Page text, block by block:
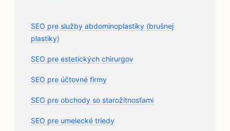
SEO pre služby abdominoplastiky (brušnej
plastiky)
SEO pre estetických chirurgov
SEO pre účtovné firmy
SEO pre obchody so starožitnosťami
SEO pre umelecké triedy